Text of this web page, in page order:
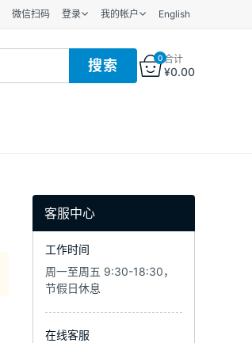
微信扫码 登录 我的帐户 English
0合计
¥0.00
客服中心
工作时间
周一至周五 9:30-18:30，
节假日休息
在线客服